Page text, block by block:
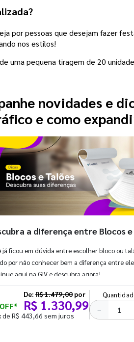
por pessoas que desejam fazer
nos estilos!
uma pequena tiragem de 20
novidades e
e como
a diferença entre Blocos
já ficou em dúvida entre escolher bloco ou
por não conhecer bem a diferença entre
aqui na GIV e descubra agora!
De: R$ 1.479,00 por
R$ 1.330,99
de R$ 443,66 sem juros
−